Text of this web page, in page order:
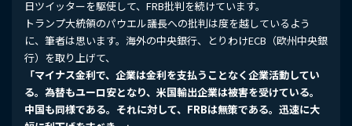
日ツイッターを駆使して、FRB批判を続けています。
トランプ大統領のパウエル議長への批判は度を越しているよう
に、筆者は思います。海外の中央銀行、とりわけECB（欧州中央銀
行）を取り上げて、
「マイナス金利で、企業は金利を支払うことなく企業活動してい
る。為替もユーロ安となり、米国輸出企業は被害を受けている。
中国も同様である。それに対して、FRBは無策である。迅速に大